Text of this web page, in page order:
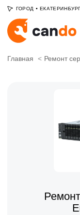
ГОРОД •
Главная Ремонт